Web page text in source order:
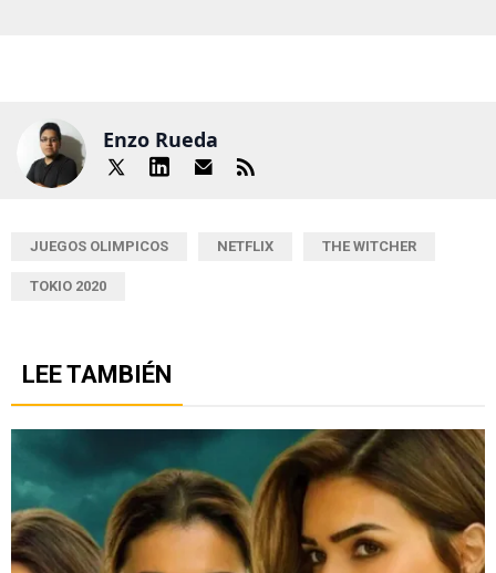
Enzo Rueda
JUEGOS OLIMPICOS NETFLIX THE WITCHER
TOKIO 2020
LEE TAMBIÉN